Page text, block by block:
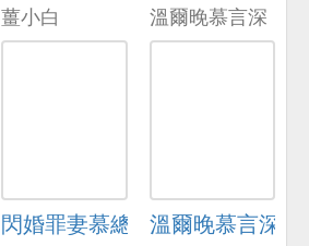
薑小白 溫爾晚慕言深
閃婚罪妻慕總夫人帶球跑了
溫爾晚慕言深